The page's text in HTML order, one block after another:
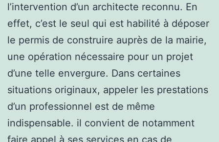
l’intervention d’un architecte reconnu. En
effet, c’est le seul qui est habilité à déposer
le permis de construire auprès de la mairie,
une opération nécessaire pour un projet
d’une telle envergure. Dans certaines
situations originaux, appeler les prestations
d’un professionnel est de même
indispensable. il convient de notamment
faire appel à ses services en cas de